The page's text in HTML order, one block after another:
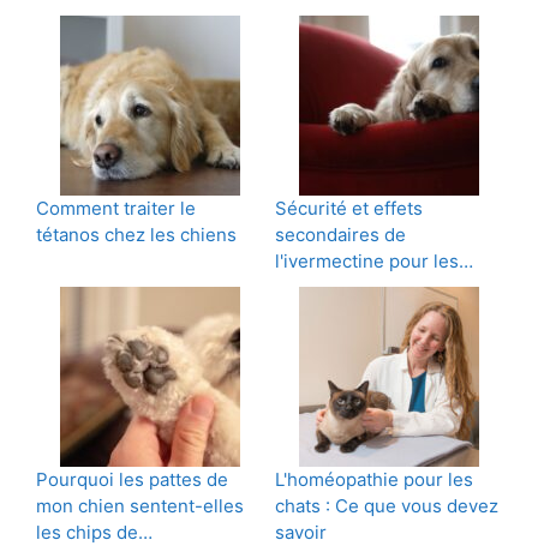
Comment traiter le
tétanos chez les chiens
Sécurité et effets
secondaires de
l'ivermectine pour les…
Pourquoi les pattes de
mon chien sentent-elles
les chips de…
L'homéopathie pour les
chats : Ce que vous devez
savoir